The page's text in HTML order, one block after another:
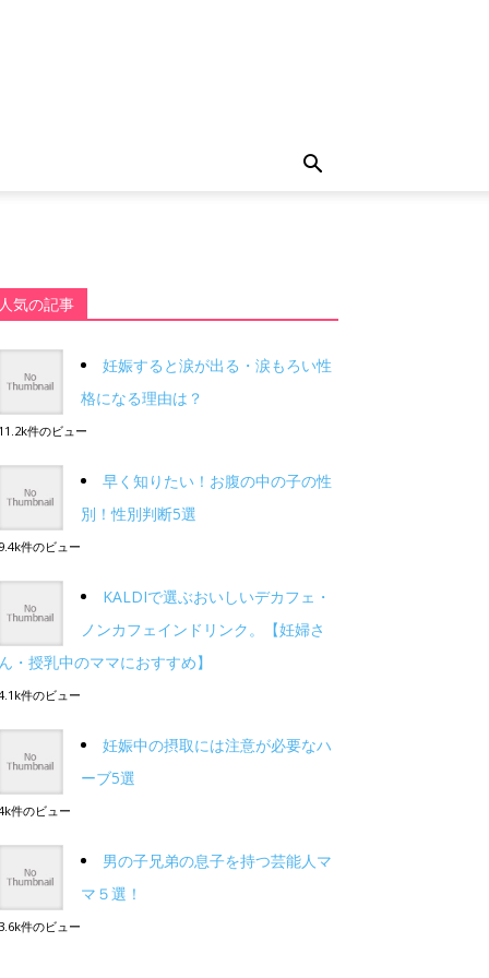
人気の記事
妊娠すると涙が出る・涙もろい性
格になる理由は？
11.2k件のビュー
早く知りたい！お腹の中の子の性
別！性別判断5選
9.4k件のビュー
KALDIで選ぶおいしいデカフェ・
ノンカフェインドリンク。【妊婦さ
ん・授乳中のママにおすすめ】
件のビュー
妊娠中の摂取には注意が必要なハ
ーブ5選
件のビュー
男の子兄弟の息子を持つ芸能人マ
マ５選！
3.6k件のビュー